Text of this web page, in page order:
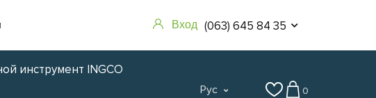
Вход (063) 645 84 35
инструмент INGCO
Рус 0